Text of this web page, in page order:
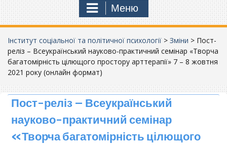
Меню
Інститут соціальної та політичної психології > Зміни > Пост-
реліз – Всеукраїнський науково-практичний семінар «Творча
багатомірність цілющого простору арттерапії» 7 – 8 жовтня
2021 року (онлайн формат)
Пост-реліз – Всеукраїнський
науково-практичний семінар
«Творча багатомірність цілющого